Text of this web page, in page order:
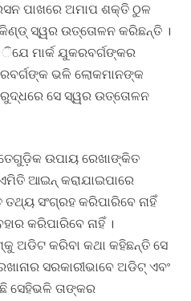
ପାଖରେ ଅମାପ ଶକ୍ତି ଠୁଳ
ସ୍ୱର ଉତ୍ତୋଳନ କରିଛନ୍ତି ।
ିଯେ ମାର୍କ ଯୁକରବର୍ଗଙ୍କର
ଭଳି ଲୋକମାନଙ୍କ
ସେ ସ୍ୱର ଉତ୍ତୋଳନ
ଉପାୟ ରେଖାଙ୍କିତ
ଆଇନ୍ କରାଯାଇପାରେ
ସଂଗ୍ରହ କରିପାରିବେ ନାହିଁ
କରିପାରିବେ ନାହିଁ ।
ଅଡିଟ କରିବା କଥା କହିଛନ୍ତି ସେ
ସରକାରୀଭାବେ ଅଡିଟ୍ ଏବଂ
ସେହିଭଳି ତାଙ୍କର